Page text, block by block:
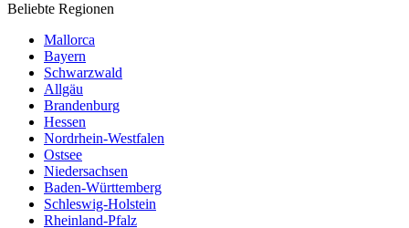
Beliebte Regionen
Mallorca
Bayern
Schwarzwald
Allgäu
Brandenburg
Hessen
Nordrhein-Westfalen
Ostsee
Niedersachsen
Baden-Württemberg
Schleswig-Holstein
Rheinland-Pfalz